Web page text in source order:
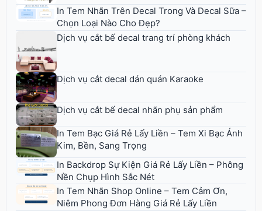
In Tem Nhãn Trên Decal Trong Và Decal Sữa –
Chọn Loại Nào Cho Đẹp?
Dịch vụ cắt bế decal trang trí phòng khách
Dịch vụ cắt decal dán quán Karaoke
Dịch vụ cắt bế decal nhãn phụ sản phẩm
In Tem Bạc Giá Rẻ Lấy Liền – Tem Xi Bạc Ánh
Kim, Bền, Sang Trọng
In Backdrop Sự Kiện Giá Rẻ Lấy Liền – Phông
Nền Chụp Hình Sắc Nét
In Tem Nhãn Shop Online – Tem Cảm Ơn,
Niêm Phong Đơn Hàng Giá Rẻ Lấy Liền